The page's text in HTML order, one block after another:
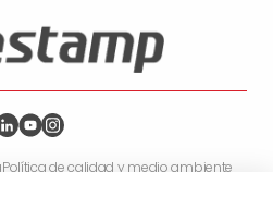
Política de calidad y medio ambiente
de la información